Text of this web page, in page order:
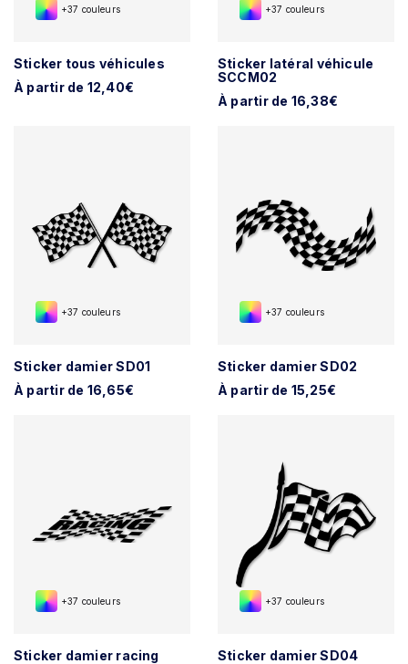
+37 couleurs
Sticker tous véhicules
À partir de 12,40€
+37 couleurs
Sticker latéral véhicule
SCCM02
À partir de 16,38€
+37 couleurs
Sticker damier SD01
À partir de 16,65€
+37 couleurs
Sticker damier SD02
À partir de 15,25€
+37 couleurs
Sticker damier racing
+37 couleurs
Sticker damier SD04